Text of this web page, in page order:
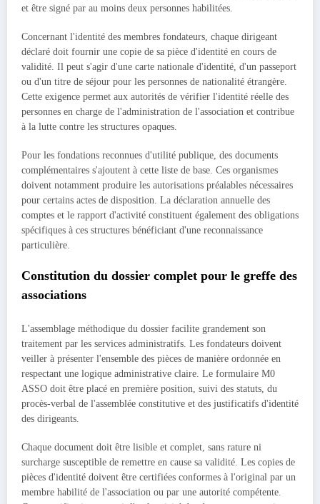
et être signé par au moins deux personnes habilitées.
Concernant l'identité des membres fondateurs, chaque dirigeant
déclaré doit fournir une copie de sa pièce d'identité en cours de
validité. Il peut s'agir d'une carte nationale d'identité, d'un passeport
ou d'un titre de séjour pour les personnes de nationalité étrangère.
Cette exigence permet aux autorités de vérifier l'identité réelle des
personnes en charge de l'administration de l'association et contribue
à la lutte contre les structures opaques.
Pour les fondations reconnues d'utilité publique, des documents
complémentaires s'ajoutent à cette liste de base. Ces organismes
doivent notamment produire les autorisations préalables nécessaires
pour certains actes de disposition. La déclaration annuelle des
comptes et le rapport d'activité constituent également des obligations
spécifiques à ces structures bénéficiant d'une reconnaissance
particulière.
Constitution du dossier complet pour le greffe des
associations
L'assemblage méthodique du dossier facilite grandement son
traitement par les services administratifs. Les fondateurs doivent
veiller à présenter l'ensemble des pièces de manière ordonnée en
respectant une logique administrative claire. Le formulaire M0
ASSO doit être placé en première position, suivi des statuts, du
procès-verbal de l'assemblée constitutive et des justificatifs d'identité
des dirigeants.
Chaque document doit être lisible et complet, sans rature ni
surcharge susceptible de remettre en cause sa validité. Les copies de
pièces d'identité doivent être certifiées conformes à l'original par un
membre habilité de l'association ou par une autorité compétente.